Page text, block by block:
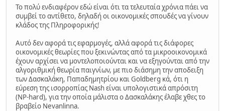
Το πολύ ενδιαφέρον εδώ είναι ότι τα τελευταία χρόνια πάει να
συμβεί το αντίθετο, δηλαδή οι οικονομικές σπουδές να γίνουν
κλάδος της Πληροφορικής!
Αυτό δεν αφορά τις εφαρμογές, αλλά αφορά τις διάφορες
οικονομικές θεωρίες που ξεκινώντας από τα μικροοικονομικά
έχουν αρχίσει να μοντελοποιούνται και να εξηγούνται από την
αλγοριθμική θεωρία παιγνίων, με πιο διάσημη την αποδειξη
των Δασκαλάκη, Παπαδημητρίου και Goldberg κά, ότι η
εύρεση της ισορροπίας Nash είναι υπολογιστικά απρόσιτη
(NP-hard), για την οποία μάλιστα ο Δασκαλάκης έλαβε χθες το
βραβείο Nevanlinna.